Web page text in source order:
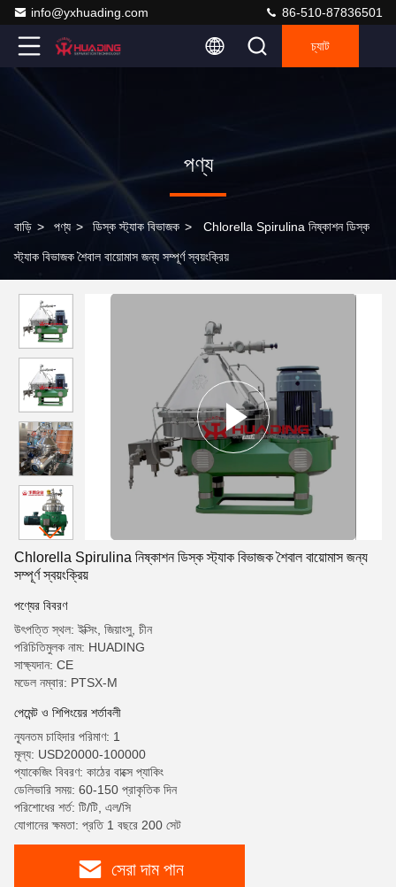
info@yxhuading.com 86-510-87836501
চ্যাট
পণ্য
বাড়ি > পণ্য > ডিস্ক স্ট্যাক বিভাজক > Chlorella Spirulina নিষ্কাশন ডিস্ক
স্ট্যাক বিভাজক শৈবাল বায়োমাস জন্য সম্পূর্ণ স্বয়ংক্রিয়
Chlorella Spirulina নিষ্কাশন ডিস্ক স্ট্যাক বিভাজক শৈবাল বায়োমাস জন্য
সম্পূর্ণ স্বয়ংক্রিয়
পণ্যের বিবরণ
উৎপত্তি স্থল: ইক্সিং, জিয়াংসু, চীন
পরিচিতিমুলক নাম: HUADING
সাক্ষ্যদান: CE
মডেল নম্বার: PTSX-M
পেমেন্ট ও শিপিংয়ের শর্তাবলী
ন্যূনতম চাহিদার পরিমাণ: 1
মূল্য: USD20000-100000
প্যাকেজিং বিবরণ: কাঠের বাক্সে প্যাকিং
ডেলিভারি সময়: 60-150 প্রাকৃতিক দিন
পরিশোধের শর্ত: টি/টি, এল/সি
যোগানের ক্ষমতা: প্রতি 1 বছরে 200 সেট
সেরা দাম পান